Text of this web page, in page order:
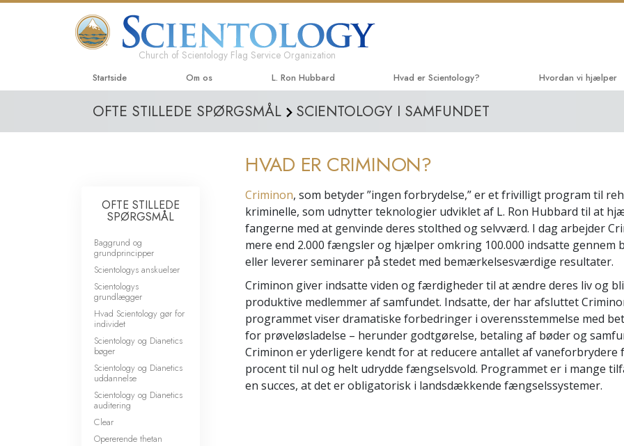
Church of Scientology Flag Service Organization
Startside Om os L. Ron Hubbard Hvad er Scientology?
Anskuelser og udøvelser
Hvad scientologer siger
Mød en scientolog
Indenfor i en Kirke
De grundlæggende principper
i Scientology
En introduktion til Dianetics
Kærlighed og had –
Hvad er storhed?
Hvordan vi hjælper
Narconon
Sandheden om
United for
Medborgernes
kommission
Scientology Kirkens
Hjælpere
OFTE STILLEDE SPØRGSMÅL SCIENTOLOGY I SAMFUNDET
HVAD ER CRIMINON?
Criminon, som betyder ”ingen forbrydelse,” er et frivilligt program til
kriminelle, som udnytter teknologier udviklet af L. Ron Hubbard til at
fangerne med at genvinde deres stolthed og selvværd. I dag arbejder
mere end 2.000 fængsler og hjælper omkring 100.000 indsatte gennem
eller leverer seminarer på stedet med bemærkelsesværdige resultater.
Criminon giver indsatte viden og færdigheder til at ændre deres liv og
produktive medlemmer af samfundet. Indsatte, der har afsluttet
programmet viser dramatiske forbedringer i overensstemmelse med
for prøveløsladelse – herunder godtgørelse, betaling af bøder og
Criminon er yderligere kendt for at reducere antallet af vaneforbrydere
procent til nul og helt udrydde fængselsvold. Programmet er i mange
en succes, at det er obligatorisk i landsdækkende fængselssystemer.
OFTE STILLEDE
SPØRGSMÅL
Baggrund og
grundprincipper
Scientologys anskuelser
Scientologys
grundlægger
Hvad Scientology gør for
individet
Scientology og Dianetics
bøger
Scientology og Dianetics
uddannelse
Scientology og Dianetics
auditering
Clear
Opererende thetan